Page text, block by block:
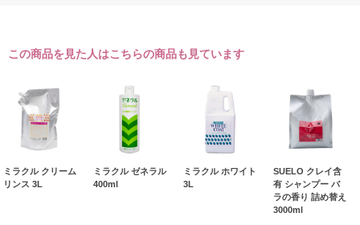
この商品を見た人はこちらの商品も見ています
ミラクル クリーム
リンス 3L
ミラクル ゼネラル
400ml
ミラクル ホワイト
3L
SUELO クレイ含
有 シャンプー バ
ラの香り 詰め替え
3000ml